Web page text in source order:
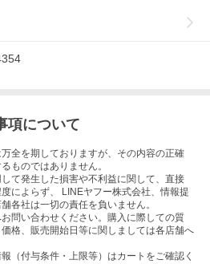
項について
全を期しておりますが、その内容の正確
ものではありません。
て発生した損害や不利益に関して、直接
によらず、 LINEヤフー株式会社、情報提
各社は一切の責任を負いません。
問い合わせください。購入に際しての質
格、販売開始日等に関しましては各店舗へ
（付与条件・上限等）はカートをご確認く